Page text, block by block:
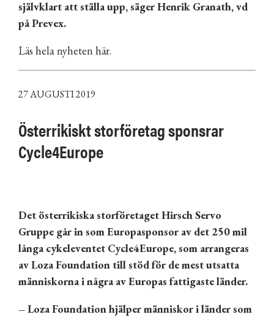
självklart att ställa upp, säger Henrik Granath, vd
på Prevex.
Läs hela nyheten här.
27 AUGUSTI 2019
Österrikiskt storföretag sponsrar
Cycle4Europe
Det österrikiska storföretaget Hirsch Servo
Gruppe går in som Europasponsor av det 250 mil
långa cykeleventet Cycle4Europe, som arrangeras
av Loza Foundation till stöd för de mest utsatta
människorna i några av Europas fattigaste länder.
– Loza Foundation hjälper människor i länder som